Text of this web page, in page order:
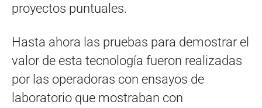
proyectos puntuales.
Hasta ahora las pruebas para demostrar el
valor de esta tecnología fueron realizadas
por las operadoras con ensayos de
laboratorio que mostraban con